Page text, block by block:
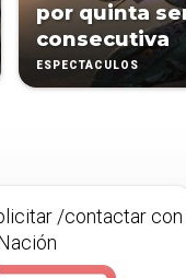
por quinta
consecutiva
ESPECTÁCULOS
/contactar con